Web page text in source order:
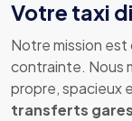
Votre taxi
Notre mission
contrainte. Nous
propre, spacieux
transferts